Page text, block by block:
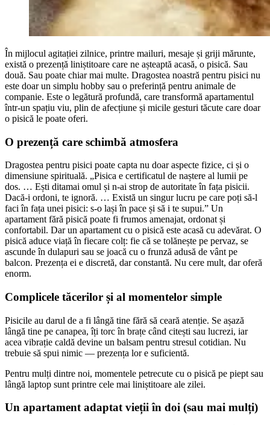
În mijlocul agitației zilnice, printre mailuri, mesaje și griji mărunte,
există o prezență liniștitoare care ne așteaptă acasă, o pisică. Sau
două. Sau poate chiar mai multe. Dragostea noastră pentru pisici nu
este doar un simplu hobby sau o preferință pentru animale de
companie. Este o legătură profundă, care transformă apartamentul
într-un spațiu viu, plin de afecțiune și micile gesturi tăcute care doar
o pisică le poate oferi.
O prezență care schimbă atmosfera
Dragostea pentru pisici poate capta nu doar aspecte fizice, ci și o
dimensiune spirituală. „Pisica e certificatul de naștere al lumii pe
dos. … Ești ditamai omul și n-ai strop de autoritate în fața pisicii.
Dacă-i ordoni, te ignoră. … Există un singur lucru pe care poți să-l
faci în fața unei pisici: s‑o lași în pace și să i te supui.” Un
apartament fără pisică poate fi frumos amenajat, ordonat și
confortabil. Dar un apartament cu o pisică este acasă cu adevărat. O
pisică aduce viață în fiecare colț: fie că se tolănește pe pervaz, se
ascunde în dulapuri sau se joacă cu o frunză adusă de vânt pe
balcon. Prezența ei e discretă, dar constantă. Nu cere mult, dar oferă
enorm.
Complicele tăcerilor și al momentelor simple
Pisicile au darul de a fi lângă tine fără să ceară atenție. Se așază
lângă tine pe canapea, îți torc în brațe când citești sau lucrezi, iar
acea vibrație caldă devine un balsam pentru stresul cotidian. Nu
trebuie să spui nimic — prezența lor e suficientă.
Pentru mulți dintre noi, momentele petrecute cu o pisică pe piept sau
lângă laptop sunt printre cele mai liniștitoare ale zilei.
Un apartament adaptat vieții în doi (sau mai mulți)